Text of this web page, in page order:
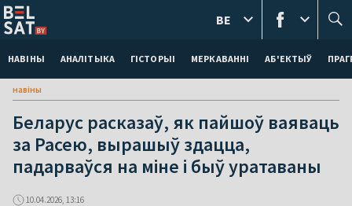
НАВІНЫ АНАЛІТЫКА ГІСТОРЫІ МЕРКАВАННI АБ'ЕКТЫЎ
BE
навіны
Беларус расказаў, як пайшоў ваяваць
за Расею, вырашыў здацца,
падарваўся на міне і быў уратаваны
10.04.2026, 13:16